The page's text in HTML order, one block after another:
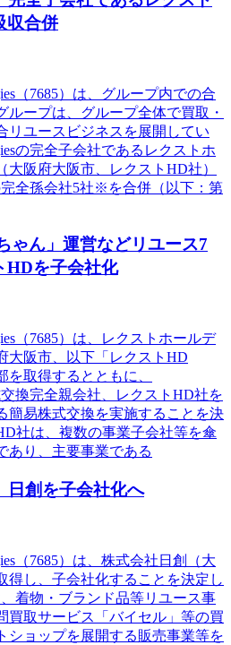
収合併
（7685）は、グループ内での合
ループは、グループ全体で買取・
リユースビジネスを展開してい
の完全子会社であるレクストホ
阪府大阪市、レクストHD社）
完全孫会社5社※を合併（以下：第
ゃん」運営などリユース7
HDを子会社化
（7685）は、レクストホールデ
大阪市、以下「レクストHD
取得するとともに、
交換完全親会社、レクストHD社を
簡易株式交換を実施することを決
社は、複数の事業子会社等を傘
あり、主要事業である
日創を子会社化へ
（7685）は、株式会社日創（大
得し、子会社化することを決定し
、着物・ブランド品等リユース事
買取サービス「バイセル」等の買
ショップを展開する販売事業等を